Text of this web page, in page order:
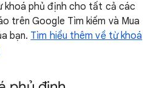
khoá phủ định cho tất cả các
trên Google Tìm kiếm và Mua
bạn. Tìm hiểu thêm về từ khoá